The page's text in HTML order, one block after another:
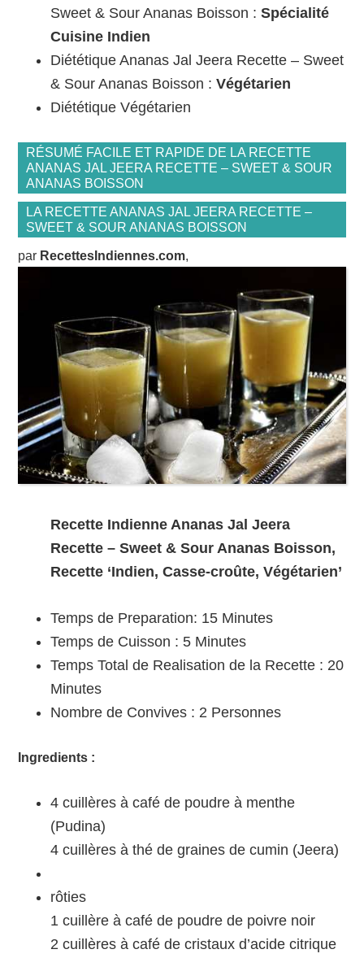
Sweet & Sour Ananas Boisson :Spécialité
Cuisine Indien
Diététique Ananas Jal Jeera Recette – Sweet
& Sour Ananas Boisson :Végétarien
Diététique Végétarien
RÉSUMÉ FACILE ET RAPIDE DE LA RECETTE
ANANAS JAL JEERA RECETTE – SWEET & SOUR
ANANAS BOISSON
LA RECETTE ANANAS JAL JEERA RECETTE –
SWEET & SOUR ANANAS BOISSON
par RecettesIndiennes.com,
Recette Indienne Ananas Jal Jeera
Recette – Sweet & Sour Ananas Boisson,
Recette ‘Indien, Casse-croûte, Végétarien’
Temps de Preparation: 15 Minutes
Temps de Cuisson : 5 Minutes
Temps Total de Realisation de la Recette : 20
Minutes
Nombre de Convives : 2 Personnes
Ingredients :
4 cuillères à café de poudre à menthe
(Pudina)
4 cuillères à thé de graines de cumin (Jeera)
rôties
1 cuillère à café de poudre de poivre noir
2 cuillères à café de cristaux d’acide citrique